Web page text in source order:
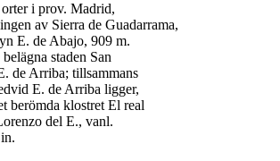
i prov. Madrid,
av Sierra de Guadarrama,
E. de Abajo, 909 m.
staden San
de Arriba; tillsammans
E. de Arriba ligger,
berömda klostret El real
del E., vanl.